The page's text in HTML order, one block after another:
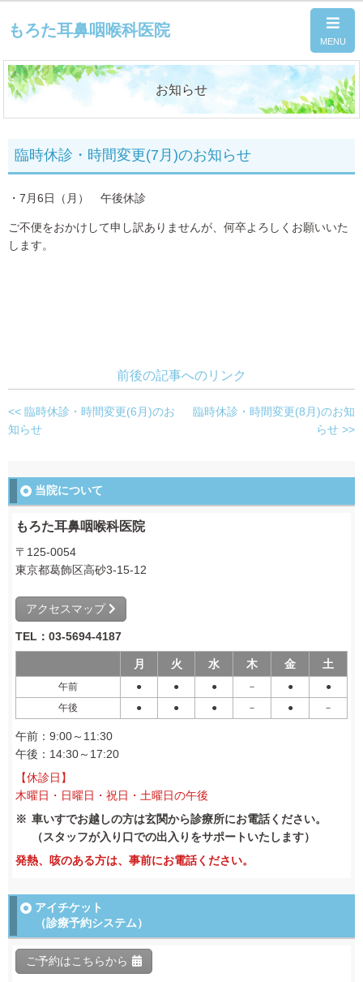
もろた耳鼻咽喉科医院
お知らせ
臨時休診・時間変更(7月)のお知らせ
・7月6日（月） 午後休診
ご不便をおかけして申し訳ありませんが、何卒よろしくお願いいた
します。
前後の記事へのリンク
<< 臨時休診・時間変更(6月)のお
知らせ
臨時休診・時間変更(8月)のお知
らせ >>
当院について
もろた耳鼻咽喉科医院
〒125-0054
東京都葛飾区高砂3-15-12
アクセスマップ
TEL：03-5694-4187
月 火 水 木 金 土
午前 ● ● ● － ●
●
午後
● ● ● － ● －
午前：9:00～11:30
午後：14:30～17:20
【休診日】
木曜日・日曜日・祝日・土曜日の午後
車いすでお越しの方は玄関から診療所にお電話ください。
（スタッフが入り口での出入りをサポートいたします）
発熱、咳のある方は、事前にお電話ください。
アイチケット
（診療予約システム）
ご予約はこちらから